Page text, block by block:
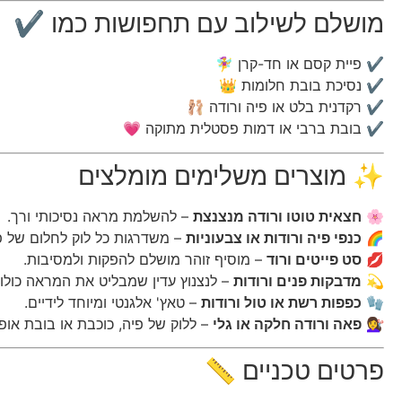
מושלם לשילוב עם תחפושות כמו ✔
✔ פיית קסם או חד-קרן 🧚‍♀️
✔ נסיכת בובת חלומות 👑
✔ רקדנית בלט או פיה ורודה 🩰
✔ בובת ברבי או דמות פסטלית מתוקה 💗
✨ מוצרים משלימים מומלצים
🌸 חצאית טוטו ורודה מנצנצת – להשלמת מראה נסיכותי ורך.
🌈 כנפי פיה ורודות או צבעוניות – משדרגות כל לוק לחלום של
💋 סט פייטים ורוד – מוסיף זוהר מושלם להפקות ולמסיבות.
💫 מדבקות פנים ורודות – לנצנוץ עדין שמבליט את המראה
🧤 כפפות רשת או טול ורודות – טאץ' אלגנטי ומיוחד לידיים.
💇‍♀️ פאה ורודה חלקה או גלי – ללוק של פיה, כוכבת או בובת
פרטים טכניים 📏